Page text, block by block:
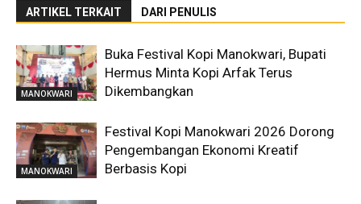
ARTIKEL TERKAIT DARI PENULIS
MANOKWARI
Buka Festival Kopi Manokwari, Bupati
Hermus Minta Kopi Arfak Terus
Dikembangkan
MANOKWARI
Festival Kopi Manokwari 2026 Dorong
Pengembangan Ekonomi Kreatif
Berbasis Kopi